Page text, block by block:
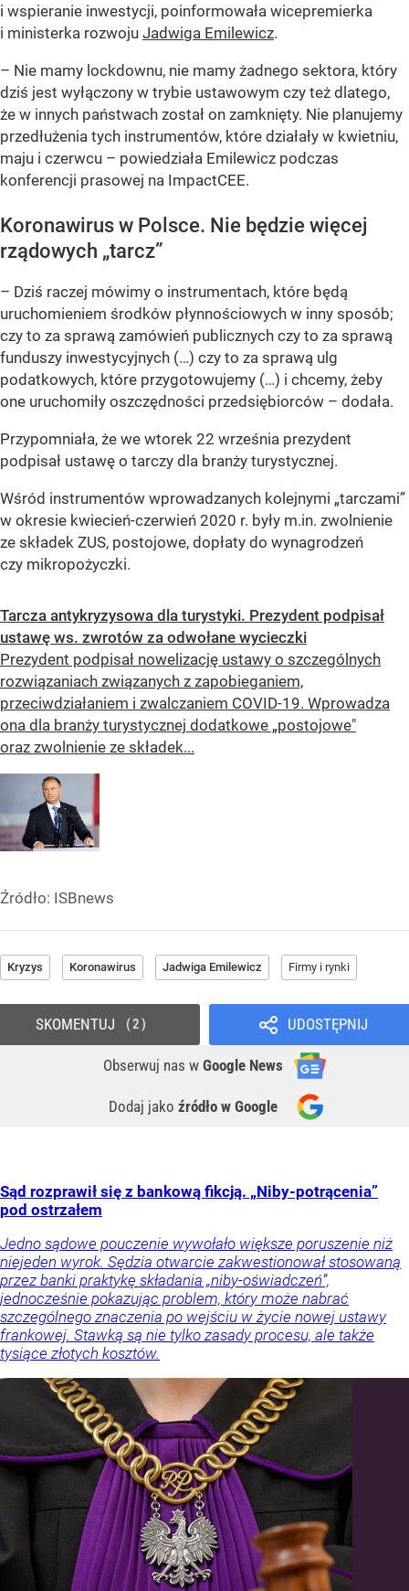
i wspieranie inwestycji, poinformowała wicepremierka
i ministerka rozwoju Jadwiga Emilewicz.
– Nie mamy lockdownu, nie mamy żadnego sektora, który
dziś jest wyłączony w trybie ustawowym czy też dlatego,
że w innych państwach został on zamknięty. Nie planujemy
przedłużenia tych instrumentów, które działały w kwietniu,
maju i czerwcu – powiedziała Emilewicz podczas
konferencji prasowej na ImpactCEE.
Koronawirus w Polsce. Nie będzie więcej
rządowych „tarcz”
– Dziś raczej mówimy o instrumentach, które będą
uruchomieniem środków płynnościowych w inny sposób;
czy to za sprawą zamówień publicznych czy to za sprawą
funduszy inwestycyjnych (…) czy to za sprawą ulg
podatkowych, które przygotowujemy (…) i chcemy, żeby
one uruchomiły oszczędności przedsiębiorców – dodała.
Przypomniała, że we wtorek 22 września prezydent
podpisał ustawę o tarczy dla branży turystycznej.
Wśród instrumentów wprowadzanych kolejnymi „tarczami”
w okresie kwiecień-czerwień 2020 r. były m.in. zwolnienie
ze składek ZUS, postojowe, dopłaty do wynagrodzeń
czy mikropożyczki.
Tarcza antykryzysowa dla turystyki. Prezydent podpisał
ustawę ws. zwrotów za odwołane wycieczki
Prezydent podpisał nowelizację ustawy o szczególnych
rozwiązaniach związanych z zapobieganiem,
przeciwdziałaniem i zwalczaniem COVID-19. Wprowadza
ona dla branży turystycznej dodatkowe „postojowe"
oraz zwolnienie ze składek...
Źródło: ISBnews
Kryzys Koronawirus Jadwiga Emilewicz Firmy i rynki
UDOSTĘPNIJ
Obserwuj nas w Google News
Dodaj jako źródło w Google
SKOMENTUJ 2
Sąd rozprawił się z bankową fikcją. „Niby-potrącenia”
pod ostrzałem
Jedno sądowe pouczenie wywołało większe poruszenie niż
niejeden wyrok. Sędzia otwarcie zakwestionował stosowaną
przez banki praktykę składania „niby-oświadczeń”,
jednocześnie pokazując problem, który może nabrać
szczególnego znaczenia po wejściu w życie nowej ustawy
frankowej. Stawką są nie tylko zasady procesu, ale także
tysiące złotych kosztów.